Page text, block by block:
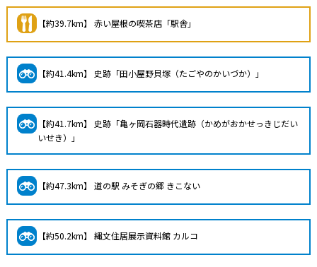
【約39.7km】 赤い屋根の喫茶店「駅舎」
【約41.4km】 史跡「田小屋野貝塚（たごやのかいづか）」
【約41.7km】 史跡「亀ヶ岡石器時代遺跡（かめがおかせっきじだい
いせき）」
【約47.3km】 道の駅 みそぎの郷 きこない
【約50.2km】 縄文住居展示資料館 カルコ